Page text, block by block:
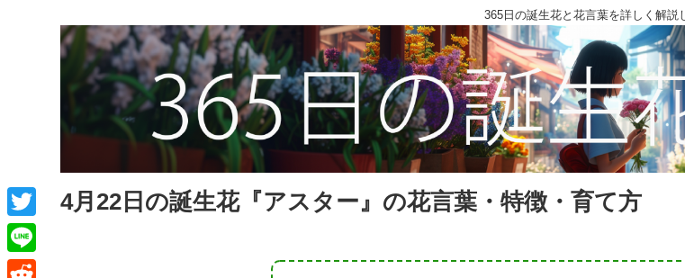
365日の誕生花と花言葉を詳しく解説
4月22日の誕生花『アスター』の花言葉・特徴・育て方
T
w
L